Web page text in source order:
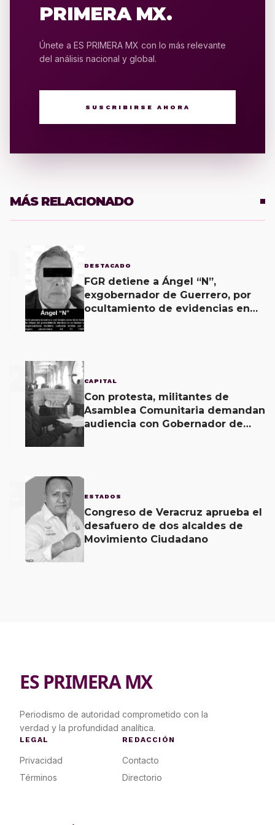
PRIMERA MX.
Únete a ES PRIMERA MX con lo más relevante
del análisis nacional y global.
SUSCRIBIRSE AHORA
MÁS RELACIONADO
DESTACADO
FGR detiene a Ángel “N”,
exgobernador de Guerrero, por
ocultamiento de evidencias en
2 CAPITAL
Con protesta, militantes de
Asamblea Comunitaria demandan
audiencia con Gobernador de
3 ESTADOS
Congreso de Veracruz aprueba el
desafuero de dos alcaldes de
Movimiento Ciudadano
ES PRIMERA MX
Periodismo de autoridad comprometido con la
verdad y la profundidad analítica.
LEGAL
Privacidad
Términos
REDACCIÓN
Contacto
Directorio